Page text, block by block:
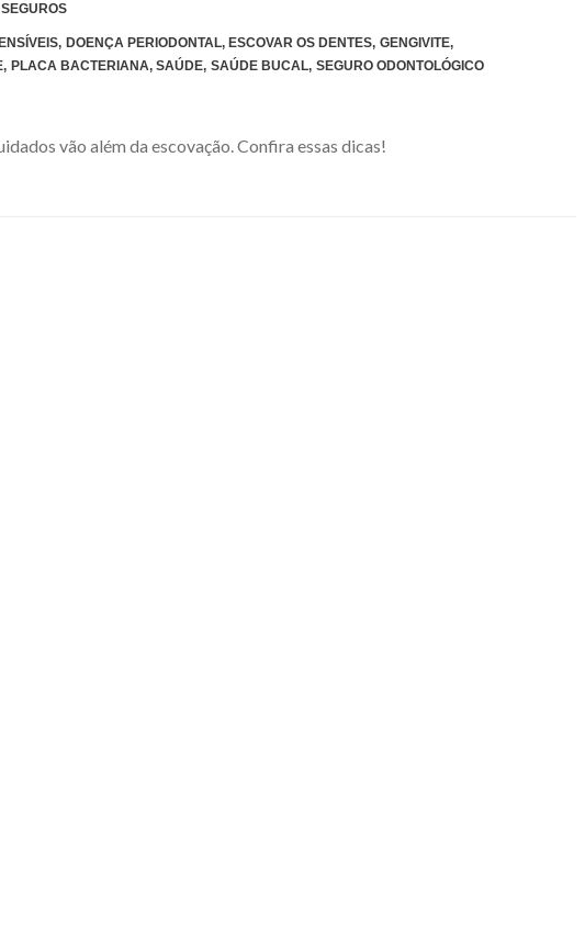
, DOENÇA PERIODONTAL, ESCOVAR OS DENTES, GENGIVITE,
, PLACA BACTERIANA, SAÚDE, SAÚDE BUCAL, SEGURO ODONTOLÓGICO
vão além da escovação. Confira essas dicas!